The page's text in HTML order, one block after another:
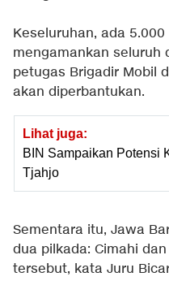
Keseluruhan, ada
mengamankan seluruh
petugas Brigadir Mobil
akan diperbantukan.
Lihat juga:
BIN Sampaikan Potensi
Tjahjo
Sementara itu, Jawa
dua pilkada: Cimahi
tersebut, kata Juru